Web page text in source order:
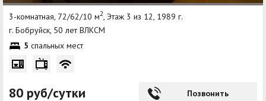
3-комнатная, 72/62/10 м2 , Этаж 3 из 12, 1989 г.
г. Бобруйск, 50 лет ВЛКСМ
5 спальных мест
80 руб/сутки Позвонить